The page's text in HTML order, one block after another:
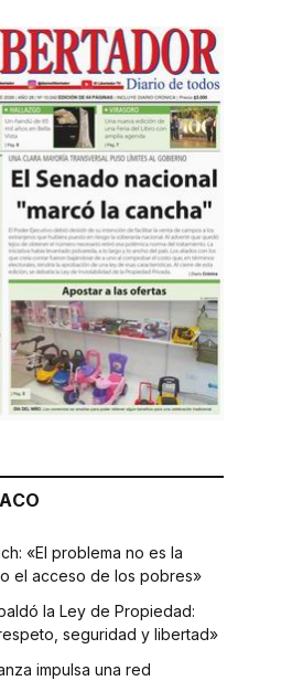
«El problema no es la
el acceso de los pobres»
la Ley de Propiedad:
seguridad y libertad»
impulsa una red